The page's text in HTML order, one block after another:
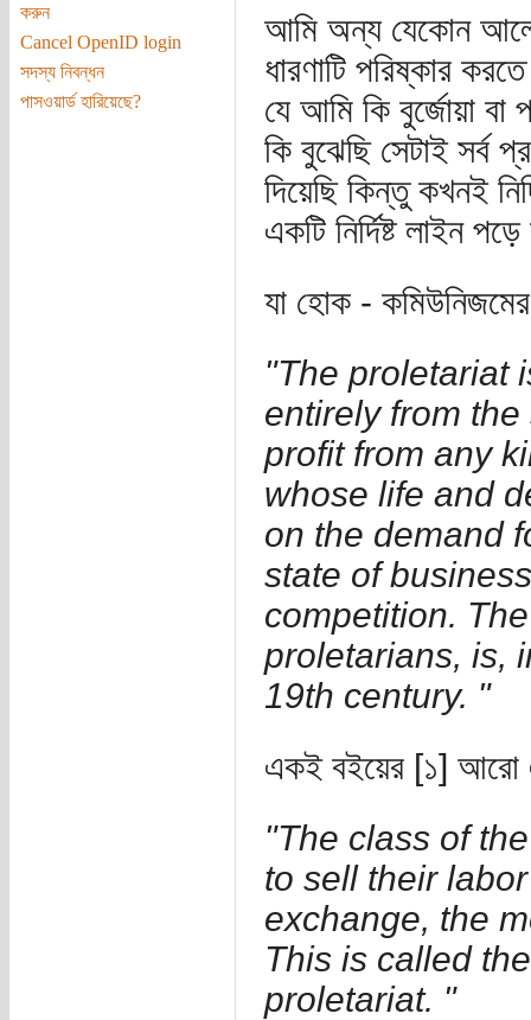
করুন
Cancel OpenID login
সদস্য নিবন্ধন
পাসওয়ার্ড হারিয়েছে?
আমি অন্য যেকোন
ধারণাটি পরিষ্কার
যে আমি কি বুর্জোয়া বা
কি বুঝেছি সেটাই সর্ব
দিয়েছি কিন্তু কখনই
একটি নির্দিষ্ট লাইন
যা হোক - কমিউনিজমের
"The proletariat
entirely from
profit from any
whose life and
on the demand
state of
competition.
proletarians, is,
19th century. "
একই বইয়ের [১] আরো
"The class of
to sell their
exchange, the
This is called
proletariat. "